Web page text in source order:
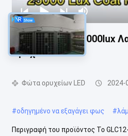
Ανανεώσιμος 25000lux
Ορυχείου
Φώτα ορυχείων LED 2024-
#οδηγημένο να εξαγάγει φως #
Περιγραφή του προϊόντος Το